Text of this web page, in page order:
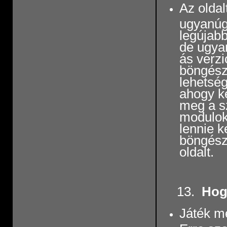
Az
de
ás
ahogy
meg a
lennie
oldalt.
13.
Játék